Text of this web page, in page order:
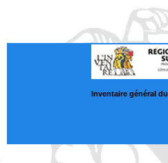
Inventaire général du